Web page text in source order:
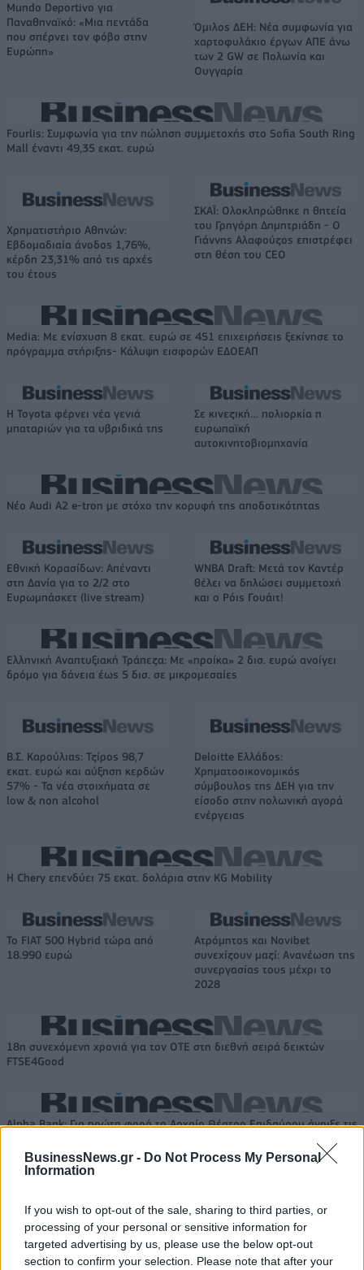
BusinessNews.gr - Do Not Process My Personal
Information
If you wish to opt-out of the sale, sharing to third parties, or
processing of your personal or sensitive information for
targeted advertising by us, please use the below opt-out
section to confirm your selection. Please note that after your
Mundo Deportivo για
Παναθηναϊκό: «Μια πεντάδα
που σπέρνει τον φόβο στην
Ευρώπη»
Όμιλος ΔΕΗ: Νέα συμφωνία για
χαρτοφυλάκιο έργων ΑΠΕ άνω
των 2 GW σε Πολωνία και
Ουγγαρία
Fourlis: Συμφωνία για την πώληση συμμετοχής στο Sofia South Ring
Mall έναντι 49,35 εκατ. ευρώ
Χρηματιστήριο Αθηνών:
Εβδομαδιαία άνοδος 1,76%,
κέρδη 23,31% από τις αρχές
του έτους
ΣΚΑΪ: Ολοκληρώθηκε η θητεία
του Γρηγόρη Δημητριάδη - Ο
Γιάννης Αλαφούζος επιστρέφει
στη θέση του CEO
Media: Με ενίσχυση 8 εκατ. ευρώ σε 451 επιχειρήσεις ξεκίνησε το
πρόγραμμα στήριξης- Κάλυψη εισφορών ΕΔΟΕΑΠ
Η Toyota φέρνει νέα γενιά
μπαταριών για τα υβριδικά της
Σε κινεζική… πολιορκία η
ευρωπαϊκή
αυτοκινητοβιομηχανία
Νέο Audi A2 e-tron με στόχο την κορυφή της αποδοτικότητας
Εθνική Κορασίδων: Απέναντι
στη Δανία για το 2/2 στο
Ευρωμπάσκετ (live stream)
WNBA Draft: Μετά τον Καντέρ
θέλει να δηλώσει συμμετοχή
και ο Ρόις Γουάιτ!
Ελληνική Αναπτυξιακή Τράπεζα: Με «προίκα» 2 δισ. ευρώ ανοίγει
δρόμο για δάνεια έως 5 δισ. σε μικρομεσαίες
Β.Σ. Καρούλιας: Τζίρος 98,7
εκατ. ευρώ και αύξηση κερδών
57% - Τα νέα στοιχήματα σε
low & non alcohol
Deloitte Ελλάδος:
Χρηματοοικονομικός
σύμβουλος της ΔΕΗ για την
είσοδο στην πολωνική αγορά
ενέργειας
Η Chery επενδύει 75 εκατ. δολάρια στην KG Mobility
Το FIAT 500 Hybrid τώρα από
18.990 ευρώ
Ατρόμητος και Novibet
συνεχίζουν μαζί: Ανανέωση της
συνεργασίας τους μέχρι το
2028
18η συνεχόμενη χρονιά για τον ΟΤΕ στη διεθνή σειρά δεικτών
FTSE4Good
Alpha Bank: Για πρώτη φορά το Αρχαίο Θέατρο Επιδαύρου άνοιξε τις
ΠΕΡΙΣΣΌΤΕΡΑ ΣΕ ΑΥΤΉ ΤΗΝ ΚΑΤΗΓΟΡΊΑ